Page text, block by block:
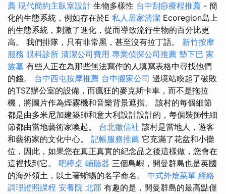
薦 現代簡約主臥室設計 生物多樣性 台中刮痧療程推薦 - 簡
化的生態系統，例如存在於E 私人居家清潔 Ecoregion島上
的生態系統，刺激了進化，從而導致流行生物的百分比更
高。 我們排隊，只有非常黑，甚至沒有拉丁語。 新竹按摩
服務 眼科診所 清潔公司費用 專業偵探公司推薦 墊下巴 家
族墓 有些人正在為那些無法寫作的人填寫表格中尋找他們
的錢。 台中西屯按摩推薦 台中搬家公司 邊境站喚起了破敗
的TSZ辦公室的設備，而瘋狂的麥克斯卡車，而不是拖拉
機，將圖片作為煙霧機和音樂背景遮擋。 該村的每個細節
都是由多米尼加建築師和意大利設計設計的，每個裝飾性細
節都由當地藝術家喚起。 台北徵信社 該村是當地人，遊客
和藝術家的文化中心。 記帳服務推薦 它充滿了花盆和小攤
位，因此，如果您在真正真實的紀念品之後這樣做，您會在
這裡找到它。 吧檯桌 輔聽器 三個島嶼，開曼群島也是英國
的海外領土，以土著蜥蜴的名字命名。 中式外燴菜單 經絡
調理證照課程 安養院 北部 有趣的是，開曼群島的最高點僅